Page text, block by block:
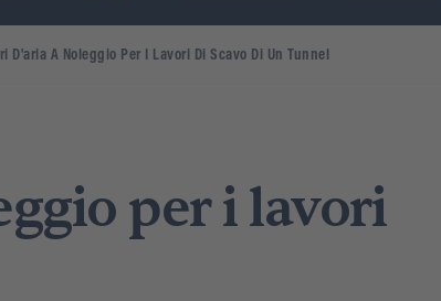
D'aria A Noleggio Per I Lavori Di Scavo Di Un Tunnel
per i lavori